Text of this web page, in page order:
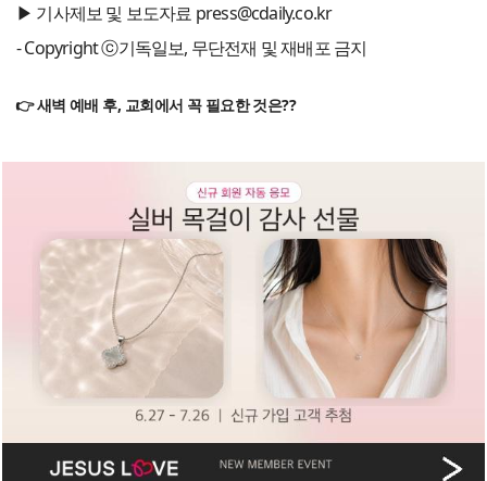
▶ 기사제보 및 보도자료 press@cdaily.co.kr
- Copyright ⓒ기독일보, 무단전재 및 재배포 금지
👉 새벽 예배 후, 교회에서 꼭 필요한 것은??